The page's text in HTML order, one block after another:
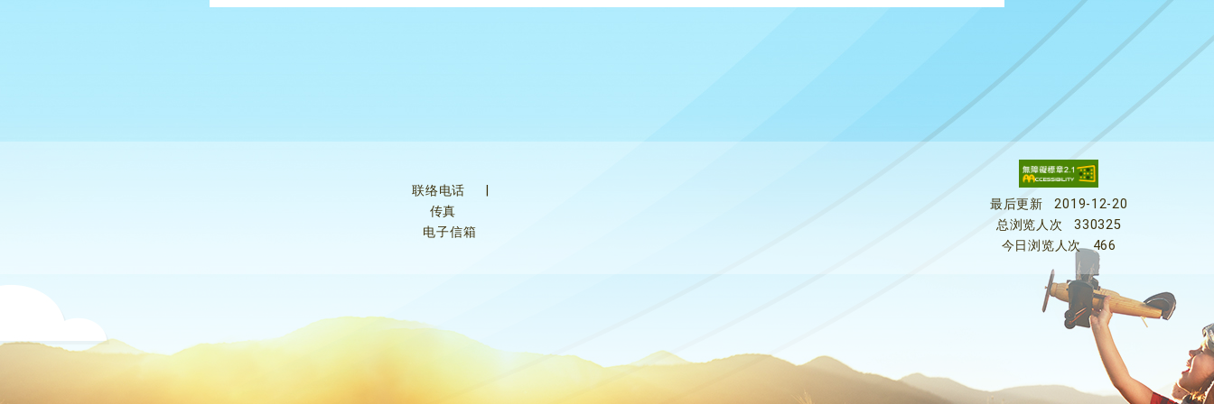
联络电话
传真
电子信箱
最后更新
2019-12-20
总浏览人次
330325
今日浏览人次
466